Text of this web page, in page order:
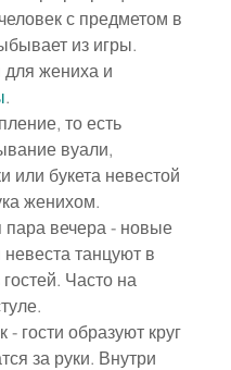
с предметом в
из игры.
для жениха и
.
то есть
вуали,
или букета невестой
женихом.
пара вечера - новые
танцуют в
гостей. Часто на
- гости образуют круг
за руки. Внутри